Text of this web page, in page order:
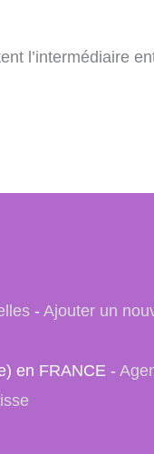
l’intermédiaire
- Ajouter un
en FRANCE -